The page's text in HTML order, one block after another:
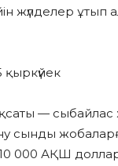
ұтып
—
сынды
000 АҚШ